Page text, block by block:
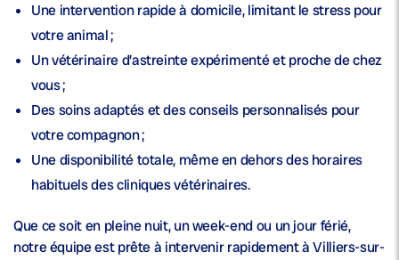
Une intervention rapide à domicile, limitant le stress pour
votre animal ;
Unvétérinaire d’astreinteexpérimenté et proche de chez
vous ;
Des soins adaptés et des conseils personnalisés pour
votre compagnon ;
Une disponibilité totale, même en dehors des horaires
habituels des cliniques vétérinaires.
Que ce soit en pleine nuit, un week-end ou un jour férié,
notre équipe est prête à intervenir rapidement à Villiers-sur-